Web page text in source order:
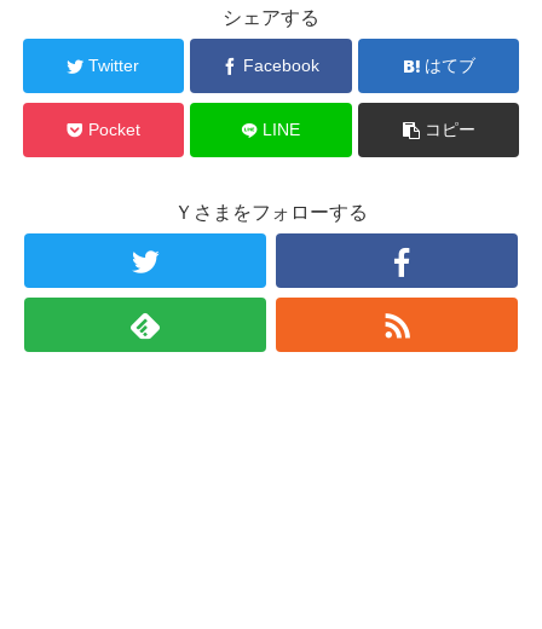
シェアする
Twitter Facebook はてブ
Pocket LINE コピー
Ｙさまをフォローする